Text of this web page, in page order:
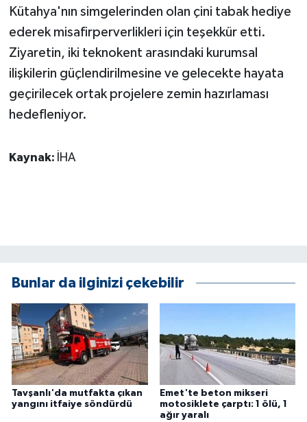
Kütahya'nın simgelerinden olan çini tabak hediye
ederek misafirperverlikleri için teşekkür etti.
Ziyaretin, iki teknokent arasındaki kurumsal
ilişkilerin güçlendirilmesine ve gelecekte hayata
geçirilecek ortak projelere zemin hazırlaması
hedefleniyor.
Kaynak: İHA
Bunlar da ilginizi çekebilir
Tavşanlı'da mutfakta çıkan
yangını itfaiye söndürdü
Emet'te beton mikseri
motosiklete çarptı: 1 ölü, 1
ağır yaralı